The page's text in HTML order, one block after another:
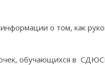
о том, как
обучающихся в